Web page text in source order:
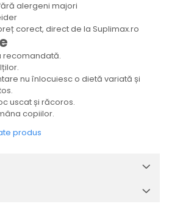
alergeni majori
corect, direct de la Suplimax.ro
recomandată.
nu înlocuiesc o dietă variată și
uscat și răcoros.
copiilor.
produs